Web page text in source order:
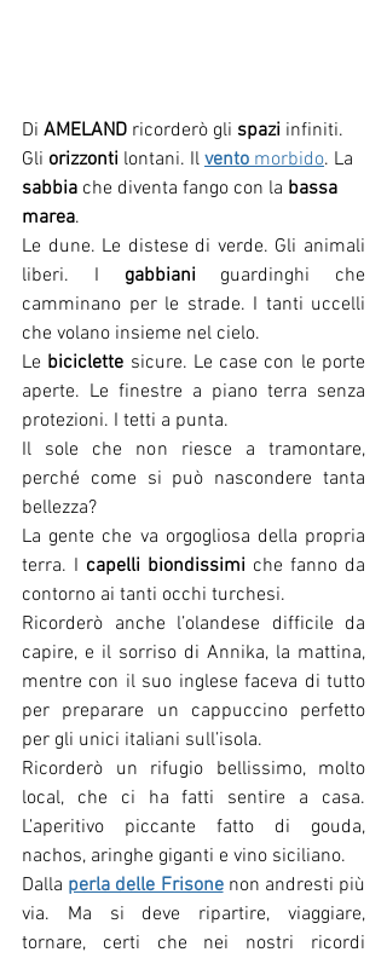
Di AMELAND ricorderò gli spazi infiniti.
Gli orizzonti lontani. Il vento morbido. La
sabbia che diventa fango con la bassa
marea.
Le dune. Le distese di verde. Gli animali
liberi. I gabbiani guardinghi che
camminano per le strade. I tanti uccelli
che volano insieme nel cielo.
Le biciclette sicure. Le case con le porte
aperte. Le finestre a piano terra senza
protezioni. I tetti a punta.
Il sole che non riesce a tramontare,
perché come si può nascondere tanta
bellezza?
La gente che va orgogliosa della propria
terra. I capelli biondissimi che fanno da
contorno ai tanti occhi turchesi.
Ricorderò anche l’olandese difficile da
capire, e il sorriso di Annika, la mattina,
mentre con il suo inglese faceva di tutto
per preparare un cappuccino perfetto
per gli unici italiani sull’isola.
Ricorderò un rifugio bellissimo, molto
local, che ci ha fatti sentire a casa.
L’aperitivo piccante fatto di gouda,
nachos, aringhe giganti e vino siciliano.
Dalla perla delle Frisone non andresti più
via. Ma si deve ripartire, viaggiare,
tornare, certi che nei nostri ricordi